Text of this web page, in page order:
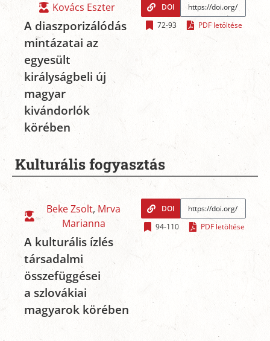
Kovács Eszter
A diaszporizálódás
mintázatai az
egyesült
királyságbeli új
magyar
kivándorlók
körében
DOI
72-93
PDF letöltése
Kulturális fogyasztás
Beke Zsolt,Mrva
Marianna
A kulturális ízlés
társadalmi
összefüggései
a szlovákiai
magyarok körében
DOI
94-110
PDF letöltése